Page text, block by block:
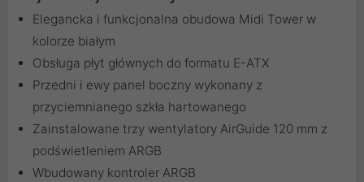
Elegancka i funkcjonalna obudowa Midi Tower w
kolorze białym
Obsługa płyt głównych do formatu E-ATX
Przedni i ewy panel boczny wykonany z
przyciemnianego szkła hartowanego
Zainstalowane trzy wentylatory AirGuide 120 mm z
podświetleniem ARGB
Wbudowany kontroler ARGB